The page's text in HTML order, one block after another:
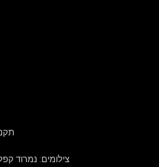
צילומים: נמרוד